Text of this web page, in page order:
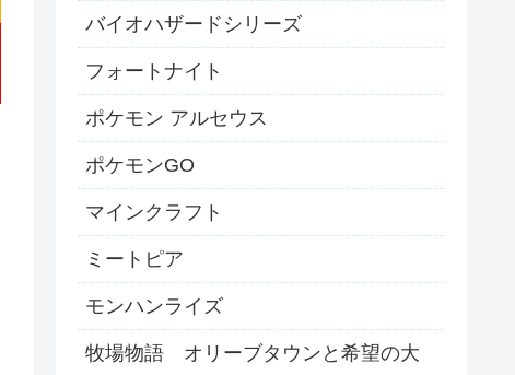
バイオハザードシリーズ
フォートナイト
ポケモン アルセウス
ポケモンGO
マインクラフト
ミートピア
モンハンライズ
牧場物語 オリーブタウンと希望の大